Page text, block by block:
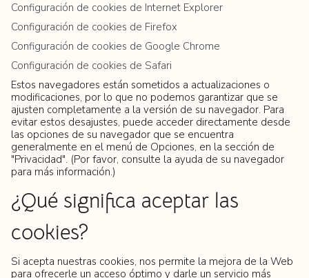
Configuración de cookies de Internet Explorer
Configuración de cookies de Firefox
Configuración de cookies de Google Chrome
Configuración de cookies de Safari
Estos navegadores están sometidos a actualizaciones o
modificaciones, por lo que no podemos garantizar que se
ajusten completamente a la versión de su navegador. Para
evitar estos desajustes, puede acceder directamente desde
las opciones de su navegador que se encuentra
generalmente en el menú de Opciones, en la sección de
"Privacidad". (Por favor, consulte la ayuda de su navegador
para más información.)
¿Qué significa aceptar las
cookies?
Si acepta nuestras cookies, nos permite la mejora de la Web
para ofrecerle un acceso óptimo y darle un servicio más